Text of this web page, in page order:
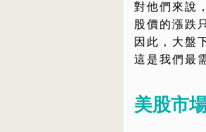
對他們來說
股價的漲跌
因此，大盤
這是我們最
美股市